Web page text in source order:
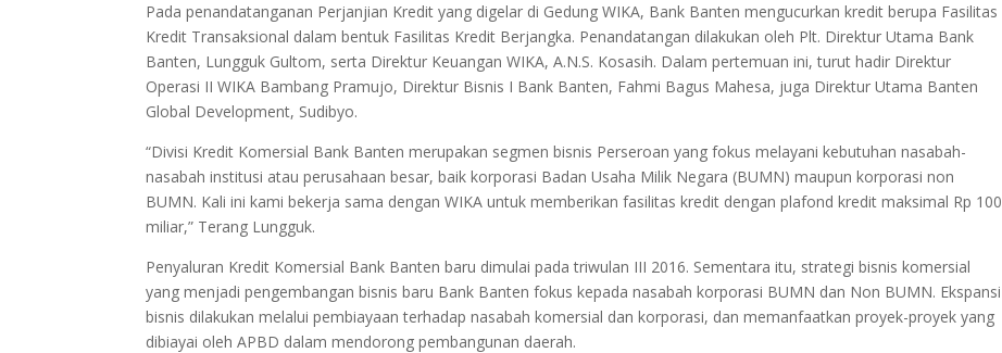
Pada penandatanganan Perjanjian Kredit yang digelar di Gedung WIKA, Bank Banten mengucurkan kredit berupa Fasilitas
Kredit Transaksional dalam bentuk Fasilitas Kredit Berjangka. Penandatangan dilakukan oleh Plt. Direktur Utama Bank
Banten, Lungguk Gultom, serta Direktur Keuangan WIKA, A.N.S. Kosasih. Dalam pertemuan ini, turut hadir Direktur
Operasi II WIKA Bambang Pramujo, Direktur Bisnis I Bank Banten, Fahmi Bagus Mahesa, juga Direktur Utama Banten
Global Development, Sudibyo.
“Divisi Kredit Komersial Bank Banten merupakan segmen bisnis Perseroan yang fokus melayani kebutuhan nasabah-
nasabah institusi atau perusahaan besar, baik korporasi Badan Usaha Milik Negara (BUMN) maupun korporasi non
BUMN. Kali ini kami bekerja sama dengan WIKA untuk memberikan fasilitas kredit dengan plafond kredit maksimal Rp 100
miliar,” Terang Lungguk.
Penyaluran Kredit Komersial Bank Banten baru dimulai pada triwulan III 2016. Sementara itu, strategi bisnis komersial
yang menjadi pengembangan bisnis baru Bank Banten fokus kepada nasabah korporasi BUMN dan Non BUMN. Ekspansi
bisnis dilakukan melalui pembiayaan terhadap nasabah komersial dan korporasi, dan memanfaatkan proyek-proyek yang
dibiayai oleh APBD dalam mendorong pembangunan daerah.